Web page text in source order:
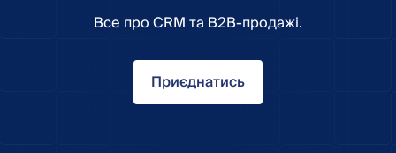
Все про CRM та B2B-продажі.
Приєднатись